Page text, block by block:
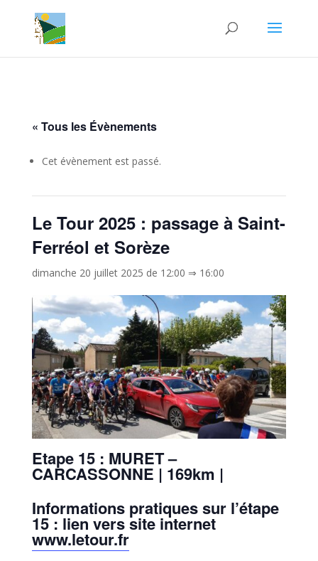
« Tous les Évènements
Cet évènement est passé.
Le Tour 2025 : passage à Saint-
Ferréol et Sorèze
dimanche 20 juillet 2025 de 12:00 ⇒ 16:00
Etape 15 : MURET –
CARCASSONNE | 169km |
Informations pratiques sur l’étape
15 : lien vers site internet
www.letour.fr